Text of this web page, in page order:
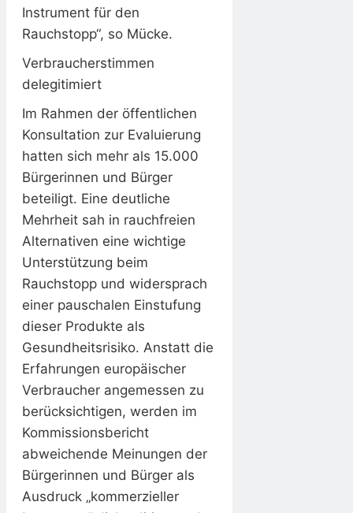
Instrument für den
Rauchstopp“, so Mücke.
Verbraucherstimmen
delegitimiert
Im Rahmen der öffentlichen
Konsultation zur Evaluierung
hatten sich mehr als 15.000
Bürgerinnen und Bürger
beteiligt. Eine deutliche
Mehrheit sah in rauchfreien
Alternativen eine wichtige
Unterstützung beim
Rauchstopp und widersprach
einer pauschalen Einstufung
dieser Produkte als
Gesundheitsrisiko. Anstatt die
Erfahrungen europäischer
Verbraucher angemessen zu
berücksichtigen, werden im
Kommissionsbericht
abweichende Meinungen der
Bürgerinnen und Bürger als
Ausdruck „kommerzieller